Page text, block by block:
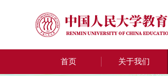
首页 关于我们